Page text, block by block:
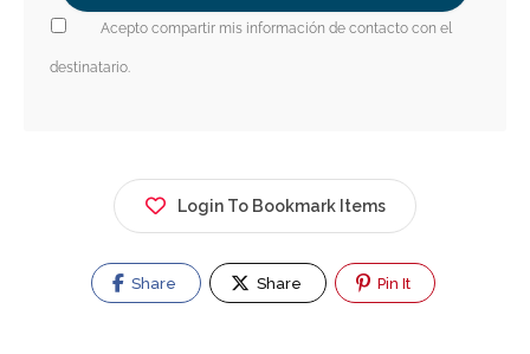
Acepto compartir mis información de contacto con el
destinatario.
Login To Bookmark Items
Share Share Pin It